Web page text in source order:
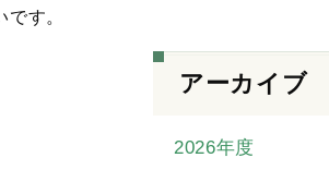
す。
アーカイブ
2026年度